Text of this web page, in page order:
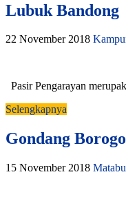
Lubuk Bandong
22 November 2018
Pasir Pengarayan
Selengkapnya
Gondang
15 November 2018